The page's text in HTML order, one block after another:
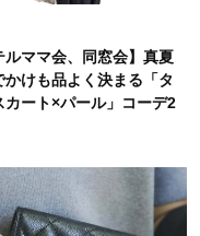
す！40代がほどよく華
ルママ会、同窓会】真夏
かけも品よく決まる「タ
カート×パール」コーデ2